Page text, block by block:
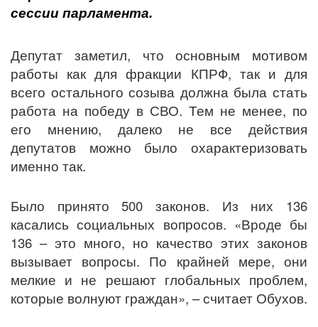
сессии парламента.
Депутат заметил, что основным мотивом
работы как для фракции КПРФ, так и для
всего остального созыва должна была стать
работа на победу в СВО. Тем не менее, по
его мнению, далеко не все действия
депутатов можно было охарактеризовать
именно так.
Было принято 500 законов. Из них 136
касались социальных вопросов. «Вроде бы
136 – это много, но качество этих законов
вызывает вопросы. По крайней мере, они
мелкие и не решают глобальных проблем,
которые волнуют граждан», – считает Обухов.